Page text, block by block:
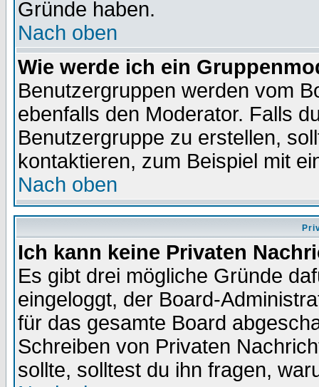
Gründe haben.
Nach oben
Wie werde ich ein
Benutzergruppen werden vom
ebenfalls den Moderator. Falls
Benutzergruppe zu erstellen,
kontaktieren, zum Beispiel mit
Nach oben
Ich kann keine Privaten
Es gibt drei mögliche Gründe
eingeloggt, der Board-
für das gesamte Board
Schreiben von Privaten
sollte, solltest du ihn fragen,